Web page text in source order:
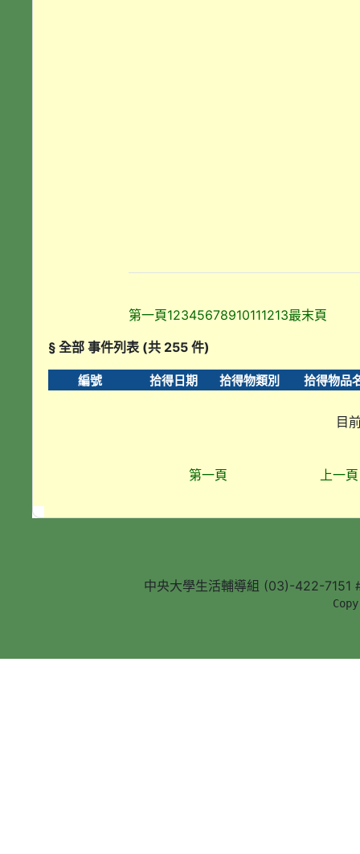
第一頁12345678910111213最末頁
§ 全部 事件列表 (共 255 件)
編號 拾得日期 拾得物類別 拾得物品
目
第一頁 上一頁
中央大學生活輔導組 (03)-422-7151